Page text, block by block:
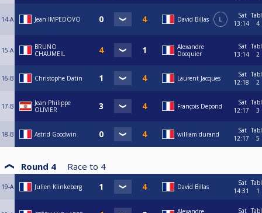
14-A Jean IMPEDOVO David Billas L
Sat
13:14
4
15-A
BRUNO
CHAUMEIL
Alexandre
Docquier
Sat
13:14
2
16-B Christophe Datin Laurent Jacques
Sat
12:18
2
17-B
Jean Philippe
OLIVIER
François Depond
Sat
12:17
3
18-B Astrid Goodwin william durand
Sat
12:17
5
Round 4 Race to 4
19-A Julien Klinkeberg David Billas
Sat
14:31
1
Sat